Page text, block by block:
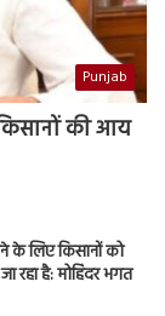
Punjab
की आय
के लिए किसानों को
रहा है: मोहिंदर भगत